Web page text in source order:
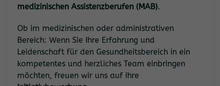
medizinischen Assistenzberufen (MAB).
Ob im medizinischen oder administrativen
Bereich: Wenn Sie Ihre Erfahrung und
Leidenschaft für den Gesundheitsbereich in ein
kompetentes und herzliches Team einbringen
möchten, freuen wir uns auf Ihre